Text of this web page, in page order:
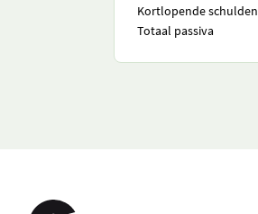
Kortlopende schulden
Totaal passiva